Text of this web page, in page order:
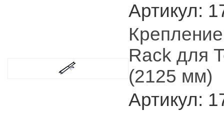
Артикул:
Rack для
(2125 мм)
Артикул: